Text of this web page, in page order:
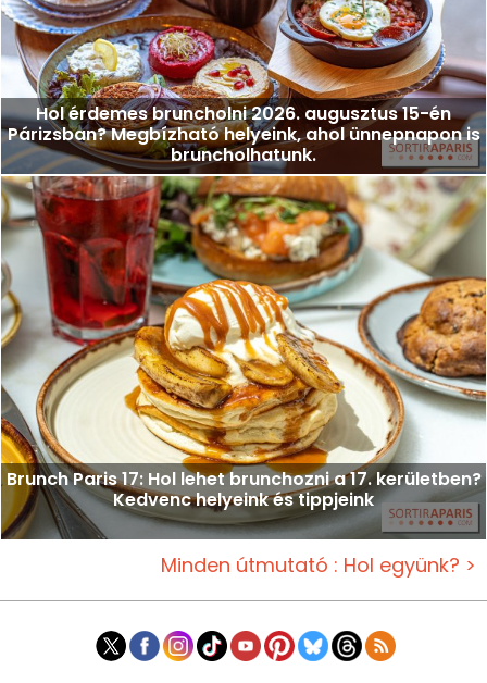
Hol érdemes bruncholni 2026. augusztus 15-én
Párizsban? Megbízható helyeink, ahol ünnepnapon is
bruncholhatunk.
Brunch Paris 17: Hol lehet brunchozni a 17. kerületben?
Kedvenc helyeink és tippjeink
Minden útmutató : Hol együnk? >